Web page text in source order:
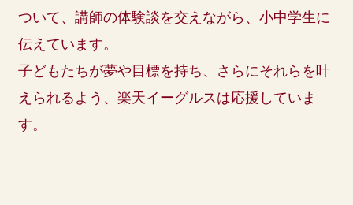
地域との取り組み
選手個人の活動
PARTNERS
ついて、講師の体験談を交えながら、小中学生に
伝えています。
子どもたちが夢や目標を持ち、さらにそれらを叶
えられるよう、楽天イーグルスは応援していま
す。